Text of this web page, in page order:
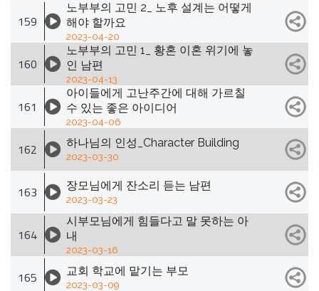
159
노부부의 고민 2_ 노후 설계는 어떻게
해야 할까요
2023-04-20
160
노부부의 고민 1_ 황혼 이혼 위기에 놓
인 남편
2023-04-13
161
아이들에게 고난주간에 대해 가르칠
수 있는 좋은 아이디어
2023-04-06
162 하나님의 인성_Character Building
2023-03-30
163 장모님에게 잔소리 듣는 남편
2023-03-23
164
시부모님에게 힘들다고 말 못하는 아
내
2023-03-16
165 교회 학교에 맡기는 부모
2023-03-09